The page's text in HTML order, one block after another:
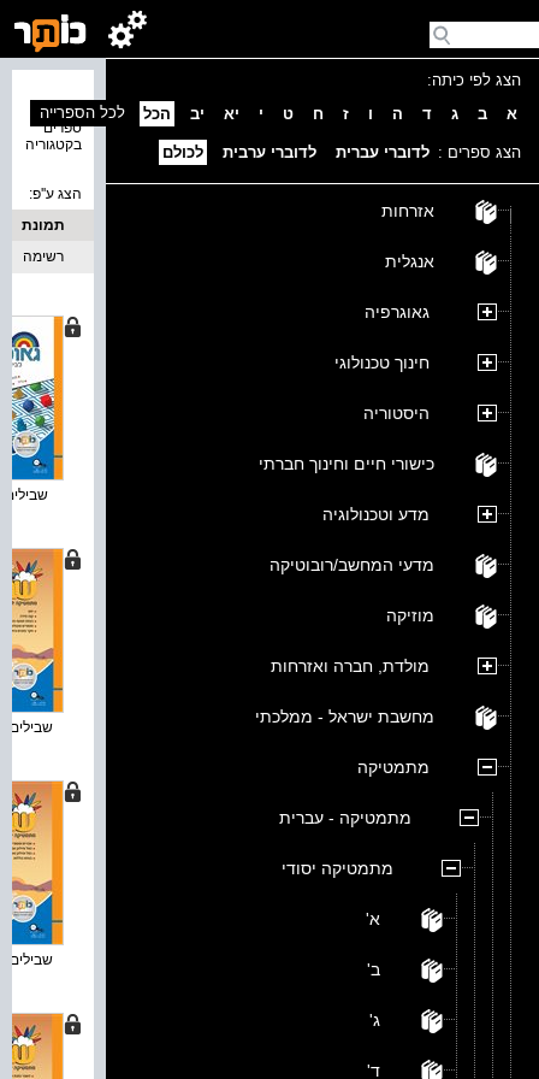
הצג לפי כיתה:
א
ב ג ד ה ו ז ח ט י יא יב הכל
הצג ספרים : לדוברי עברית לדוברי ערבית לכולם
אזרחות
אנגלית
גאוגרפיה
חינוך טכנולוגי
היסטוריה
כישורי חיים וחינוך חברתי
מדע וטכנולוגיה
מדעי המחשב/רובוטיקה
מוזיקה
מולדת, חברה ואזרחות
מחשבת ישראל - ממלכתי
מתמטיקה
מתמטיקה - עברית
מתמטיקה יסודי
א'
ב'
ג'
ד'
ספרים
בקטגוריה
לכל הספרייה
הצג ע''פ:
תמונת
כריכה
רשימה
שבילים
שבילים
שבילים